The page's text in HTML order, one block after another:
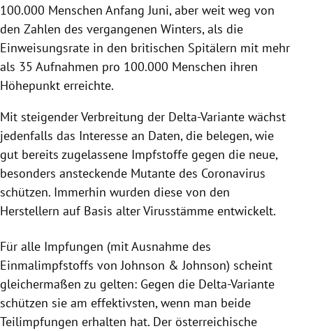
100.000 Menschen Anfang Juni, aber weit weg von
den Zahlen des vergangenen Winters, als die
Einweisungsrate in den britischen Spitälern mit mehr
als 35 Aufnahmen pro 100.000 Menschen ihren
Höhepunkt erreichte.
Mit steigender Verbreitung der Delta-Variante wächst
jedenfalls das Interesse an Daten, die belegen, wie
gut bereits zugelassene Impfstoffe gegen die neue,
besonders ansteckende Mutante des Coronavirus
schützen. Immerhin wurden diese von den
Herstellern auf Basis alter Virusstämme entwickelt.
Für alle Impfungen (mit Ausnahme des
Einmalimpfstoffs von Johnson & Johnson) scheint
gleichermaßen zu gelten: Gegen die Delta-Variante
schützen sie am effektivsten, wenn man beide
Teilimpfungen erhalten hat. Der österreichische